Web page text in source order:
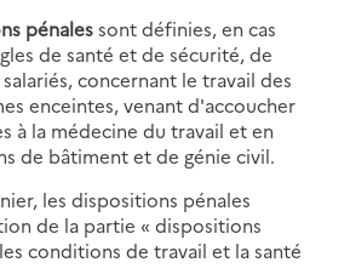
pénalessont définies, en cas
de santé et de sécurité, de
concernant le travail des
enceintes, venant d'accoucher
à la médecine du travail et en
de bâtiment et de génie civil.
les dispositions pénales
de la partie « dispositions
conditions de travail et la santé